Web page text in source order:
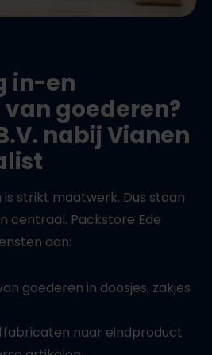
in-en
goederen?
nabij Vianen
strikt maatwerk. Dus staan
centraal. Packstore Ede
aan:
goederen in doosjes, zakjes
naar eindproduct